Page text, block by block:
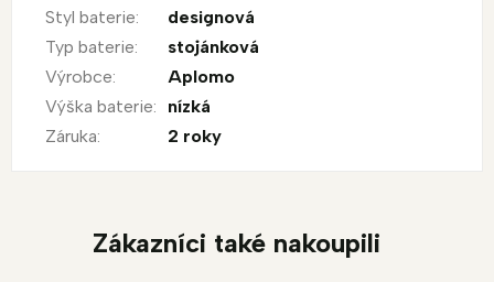
Styl baterie:
designová
Typ baterie:
stojánková
Výrobce:
Aplomo
Výška baterie:
nízká
Záruka: 2 roky
Zákazníci také nakoupili